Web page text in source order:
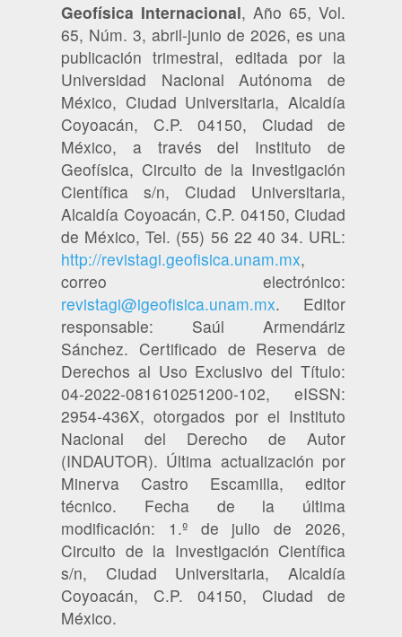
Geofísica Internacional, Año 65, Vol.
65, Núm. 3, abril-junio de 2026, es una
publicación trimestral, editada por la
Universidad Nacional Autónoma de
México, Ciudad Universitaria, Alcaldía
Coyoacán, C.P. 04150, Ciudad de
México, a través del Instituto de
Geofísica, Circuito de la Investigación
Científica s/n, Ciudad Universitaria,
Alcaldía Coyoacán, C.P. 04150, Ciudad
de México, Tel. (55) 56 22 40 34. URL:
http://revistagi.geofisica.unam.mx,
correo electrónico:
revistagi@igeofisica.unam.mx. Editor
responsable: Saúl Armendáriz
Sánchez. Certificado de Reserva de
Derechos al Uso Exclusivo del Título:
04-2022-081610251200-102, eISSN:
2954-436X, otorgados por el Instituto
Nacional del Derecho de Autor
(INDAUTOR). Última actualización por
Minerva Castro Escamilla, editor
técnico. Fecha de la última
modificación: 1.º de julio de 2026,
Circuito de la Investigación Científica
s/n, Ciudad Universitaria, Alcaldía
Coyoacán, C.P. 04150, Ciudad de
México.